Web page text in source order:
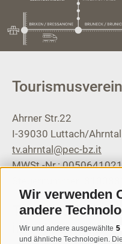
Wir verwenden
andere
Wir und andere ausgewählte 5
und ähnliche Technologien.
Ahrner Str.22
I-39030 Luttach/Ahrntal
tv.ahrntal@pec-bz.it
MWSt.-Nr.:
T+39 0474
info@ahrntal.it